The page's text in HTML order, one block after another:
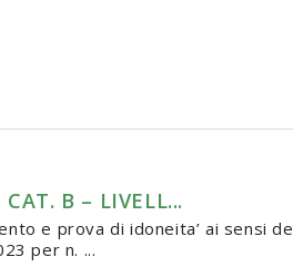
B – LIVELL...
e prova di idoneita’ ai sensi
per n. ...